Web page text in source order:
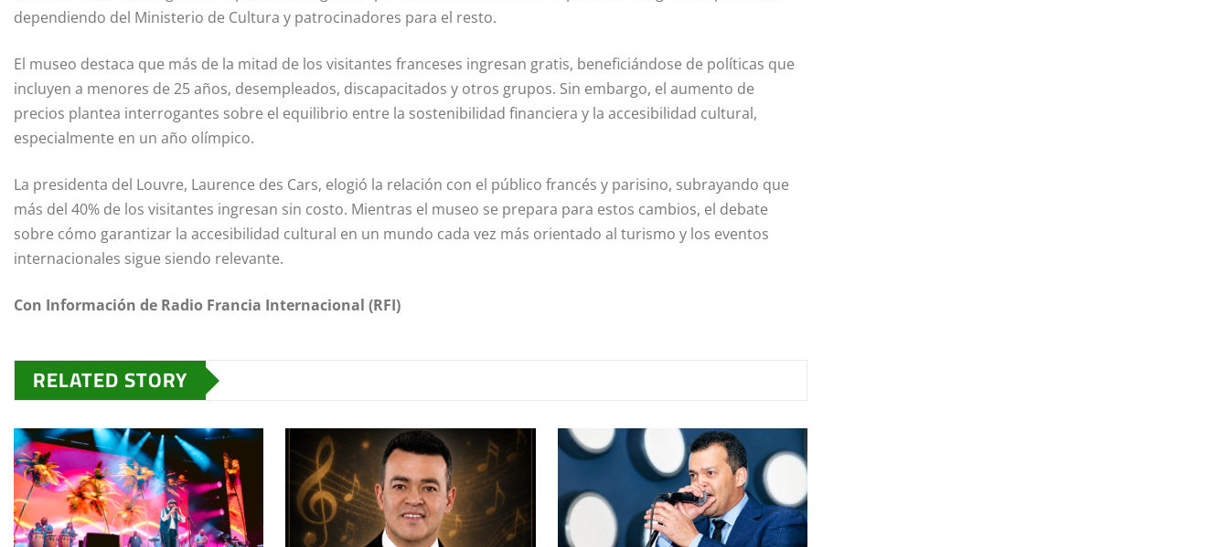
dependiendo del Ministerio de Cultura y patrocinadores para el resto.
El museo destaca que más de la mitad de los visitantes franceses ingresan gratis, beneficiándose de políticas que
incluyen a menores de 25 años, desempleados, discapacitados y otros grupos. Sin embargo, el aumento de
precios plantea interrogantes sobre el equilibrio entre la sostenibilidad financiera y la accesibilidad cultural,
especialmente en un año olímpico.
La presidenta del Louvre, Laurence des Cars, elogió la relación con el público francés y parisino, subrayando que
más del 40% de los visitantes ingresan sin costo. Mientras el museo se prepara para estos cambios, el debate
sobre cómo garantizar la accesibilidad cultural en un mundo cada vez más orientado al turismo y los eventos
internacionales sigue siendo relevante.
Con Información de Radio Francia Internacional (RFI)
RELATED STORY